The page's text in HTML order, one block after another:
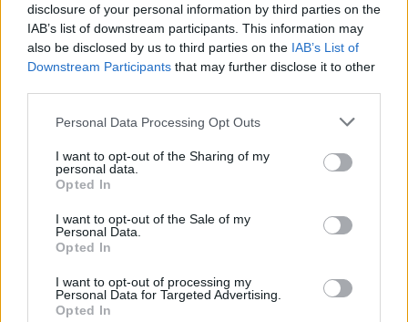
disclosure of your personal information by third parties on the
IAB’s list of downstream participants. This information may
also be disclosed by us to third parties on the IAB’s List of
Downstream Participants that may further disclose it to other
Personal Data Processing Opt Outs
I want to opt-out of the Sharing of my
personal data.
Opted In
I want to opt-out of the Sale of my
Personal Data.
Opted In
I want to opt-out of processing my
Personal Data for Targeted Advertising.
Opted In
PIÙ LETTI OGGI
7 Ago 2026
Il Monastir riparte dai pilastri Masia, Pinna e
Aloia, il primo acquisto è Loru